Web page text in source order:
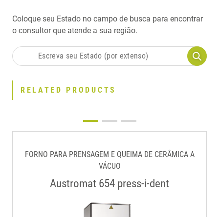
Coloque seu Estado no campo de busca para encontrar
o consultor que atende a sua região.
RELATED PRODUCTS
FORNO PARA PRENSAGEM E QUEIMA DE CERÂMICA A
VÁCUO
Austromat 654 press-i-dent